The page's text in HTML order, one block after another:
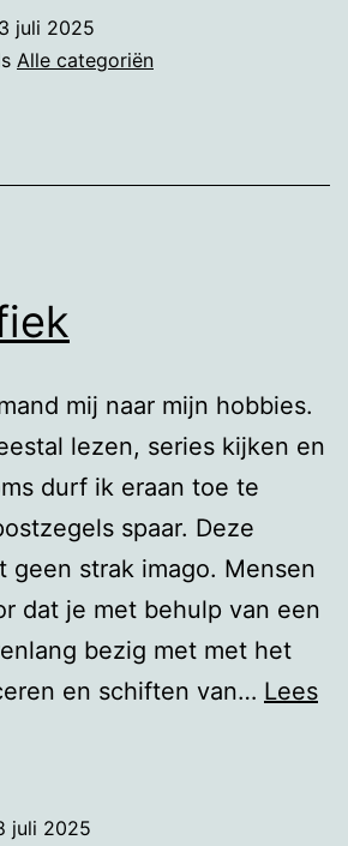
juli 2025
Alle categoriën
mij naar mijn hobbies.
lezen, series kijken en
durf ik eraan toe te
spaar. Deze
geen strak imago. Mensen
dat je met behulp van een
bezig met met het
en schiften van… Lees
juli 2025